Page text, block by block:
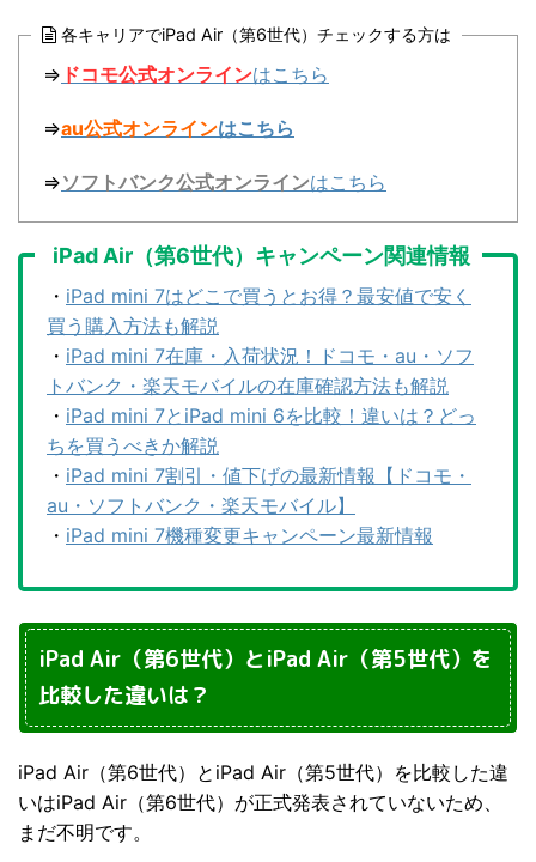
各キャリアでiPad Air（第6世代）チェックする方は
⇒ ドコモ公式オンラインはこちら
⇒au公式オンラインはこちら
⇒ソフトバンク公式オンラインはこちら
iPad Air（第6世代）キャンペーン関連情報
・ iPad mini 7はどこで買うとお得？最安値で安く
買う購入方法も解説
・ iPad mini 7在庫・入荷状況！ドコモ・au・ソフ
トバンク・楽天モバイルの在庫確認方法も解説
・ iPad mini 7とiPad mini 6を比較！違いは？どっ
ちを買うべきか解説
・ iPad mini 7割引・値下げの最新情報【ドコモ・
au・ソフトバンク・楽天モバイル】
・ iPad mini 7機種変更キャンペーン最新情報
iPad Air（第6世代）とiPad Air（第5世代）を
比較した違いは？
iPad Air（第6世代）とiPad Air（第5世代）を比較した違
いはiPad Air（第6世代）が正式発表されていないため、
まだ不明です。